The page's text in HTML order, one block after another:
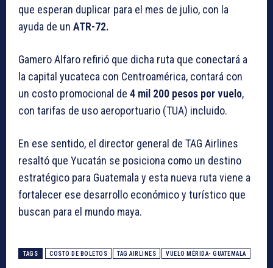
que esperan duplicar para el mes de julio, con la
ayuda de un ATR-72.
Gamero Alfaro refirió que dicha ruta que conectará a
la capital yucateca con Centroamérica, contará con
un costo promocional de 4 mil 200 pesos por vuelo,
con tarifas de uso aeroportuario (TUA) incluido.
En ese sentido, el director general de TAG Airlines
resaltó que Yucatán se posiciona como un destino
estratégico para Guatemala y esta nueva ruta viene a
fortalecer ese desarrollo económico y turístico que
buscan para el mundo maya.
TAGS COSTO DE BOLETOS TAG AIRLINES VUELO MÉRIDA- GUATEMALA